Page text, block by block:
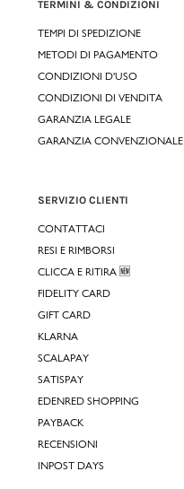
TERMINI & CONDIZIONI
TEMPI DI SPEDIZIONE
METODI DI PAGAMENTO
CONDIZIONI D'USO
CONDIZIONI DI VENDITA
GARANZIA LEGALE
GARANZIA CONVENZIONALE
SERVIZIO CLIENTI
CONTATTACI
RESI E RIMBORSI
CLICCA E RITIRA 🆕
FIDELITY CARD
GIFT CARD
KLARNA
SCALAPAY
SATISPAY
EDENRED SHOPPING
PAYBACK
RECENSIONI
INPOST DAYS